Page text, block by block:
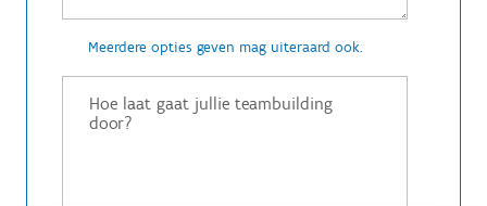
Meerdere opties geven mag uiteraard ook.